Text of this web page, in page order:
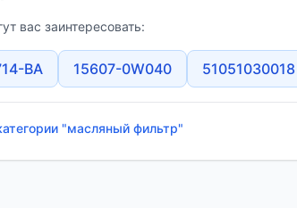
вас заинтересовать:
BA 15607-0W040 51051030018
"масляный фильтр"